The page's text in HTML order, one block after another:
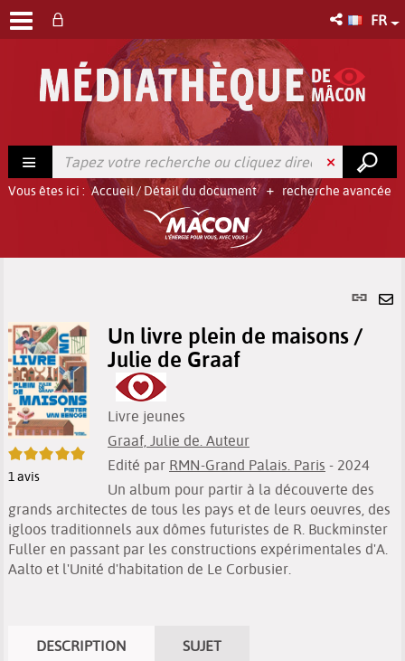
FR
recherche avancée
Vous êtes ici : Accueil/ Détail du document
Lien
5/5
1avis
Un livre plein de maisons /
Julie de Graaf
Livre jeunes
Graaf, Julie de. Auteur
Edité par RMN-Grand Palais. Paris - 2024
Un album pour partir à la découverte des
grands architectes de tous les pays et de leurs oeuvres, des
igloos traditionnels aux dômes futuristes de R. Buckminster
Fuller en passant par les constructions expérimentales d'A.
Aalto et l'Unité d'habitation de Le Corbusier.
DESCRIPTION SUJET